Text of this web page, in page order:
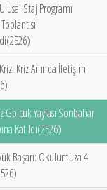
Staj Programı
Kriz Anında İletişim
Yaylası Sonbahar
Katıldı(2526)
Başarı: Okulumuza 4